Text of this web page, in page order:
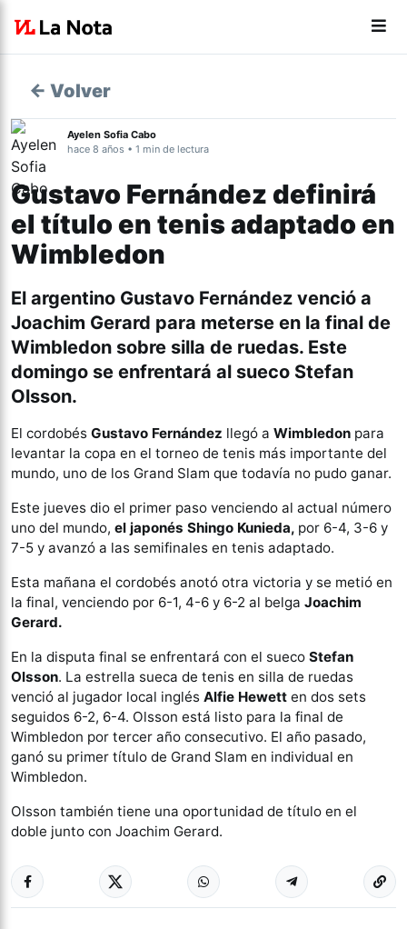
← Volver
Ayelen Sofia Cabo
hace 8 años • 1 min de lectura
Gustavo Fernández definirá
el título en tenis adaptado en
Wimbledon
El argentino Gustavo Fernández venció a
Joachim Gerard para meterse en la final de
Wimbledon ⁠ sobre silla de ruedas⁠. Este
domingo se enfrentará al sueco Stefan
Olsson.
El cordobés Gustavo Fernández llegó a Wimbledon para
levantar la copa en el torneo de tenis más importante del
mundo, uno de los Grand Slam que todavía no pudo ganar.
Este jueves dio el primer paso venciendo al actual número
uno del mundo, el japonés Shingo Kunieda, por 6-4, 3-6 y
7-5 y avanzó a las semifinales en tenis adaptado.
Esta mañana el cordobés anotó otra victoria y se metió en
la final, venciendo por 6-1, 4-6 y 6-2 al belga Joachim
Gerard.
En la disputa final se enfrentará con el sueco Stefan
Olsson. La estrella sueca de tenis en silla de ruedas
venció al jugador local inglés Alfie Hewett en dos sets
seguidos 6-2, 6-4. Olsson está listo para la final de
Wimbledon por tercer año consecutivo. El año pasado,
ganó su primer título de Grand Slam en individual en
Wimbledon.
Olsson también tiene una oportunidad de título en el
doble junto con Joachim Gerard.